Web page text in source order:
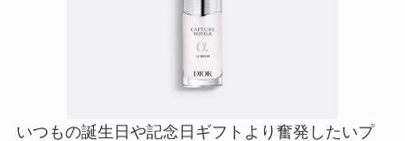
いつもの誕生日や記念日ギフトより奮発したいプ